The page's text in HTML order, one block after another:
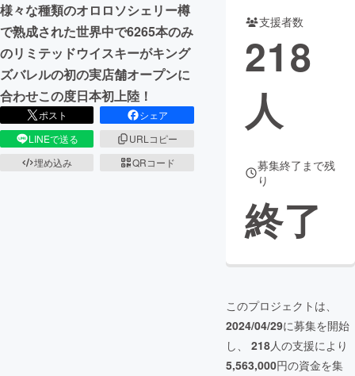
様々な種類のオロロソシェリー樽
で熟成された世界中で6265本のみ
のリミテッドウイスキーがキング
ズバレルの初の実店舗オープンに
合わせこの度日本初上陸！
ポスト
シェア
LINEで送る
URLコピー
埋め込み
QRコード
支援者数
218
人
募集終了まで残
り
終了
このプロジェクトは、
2024/04/29に募集を開始
し、 218人の支援により
5,563,000円の資金を集